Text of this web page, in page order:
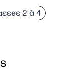
2 à 4